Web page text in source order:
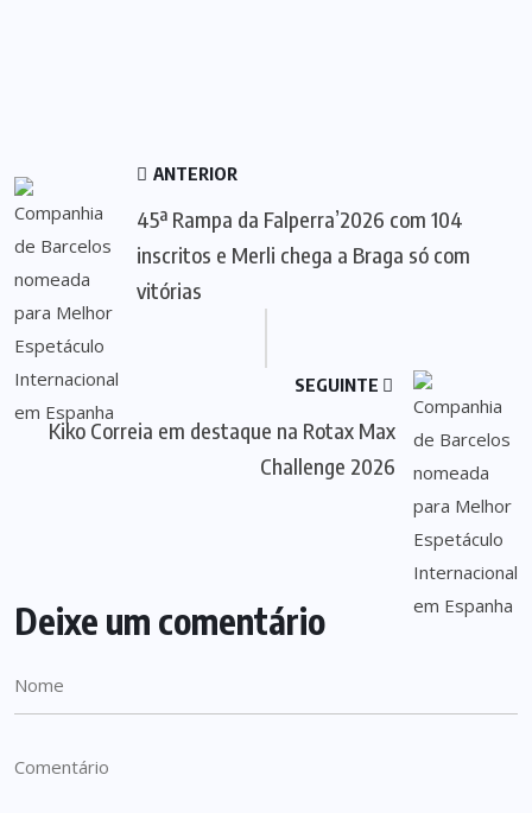
ANTERIOR
45ª Rampa da Falperra’2026 com 104
inscritos e Merli chega a Braga só com
vitórias
SEGUINTE
Kiko Correia em destaque na Rotax Max
Challenge 2026
Deixe um comentário